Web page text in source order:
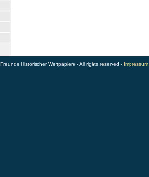
Historischer Wertpapiere - All rights reserved - Impressum